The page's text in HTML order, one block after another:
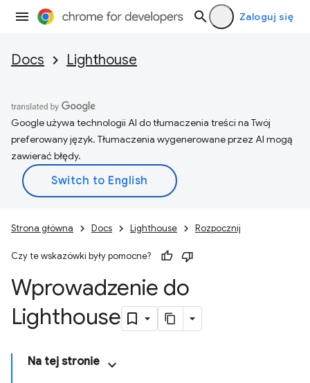
Zaloguj się
Docs Lighthouse
Google używa technologii AI do tłumaczenia treści na Twój
preferowany język. Tłumaczenia wygenerowane przez AI mogą
zawierać błędy.
Strona główna Docs Lighthouse Rozpocznij
Czy te wskazówki były pomocne?
Wprowadzenie do
Lighthouse
Na tej stronie